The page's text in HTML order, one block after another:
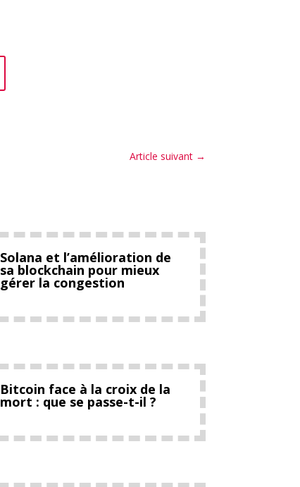
Article suivant→
Solana et l’amélioration de
sa blockchain pour mieux
gérer la congestion
Bitcoin face à la croix de la
mort : que se passe-t-il ?